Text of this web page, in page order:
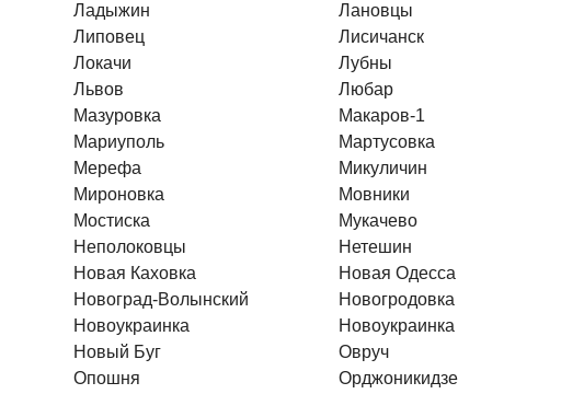
Ладыжин
Лановцы
Липовец
Лисичанск
Локачи
Лубны
Львов
Любар
Мазуровка
Макаров-1
Мариуполь
Мартусовка
Мерефа
Микуличин
Мироновка
Мовники
Мостиска
Мукачево
Неполоковцы
Нетешин
Новая Каховка
Новая Одесса
Новоград-Волынский
Новогродовка
Новоукраинка
Новоукраинка
Новый Буг
Овруч
Опошня
Орджоникидзе